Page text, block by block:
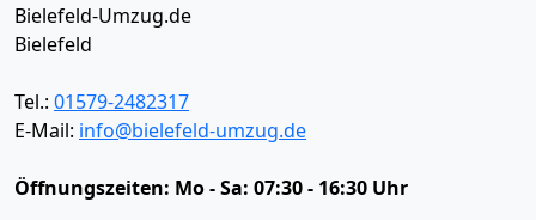
Bielefeld-Umzug.de
Bielefeld
Tel.: 01579-2482317
E-Mail: info@bielefeld-umzug.de
Öffnungszeiten: Mo - Sa: 07:30 - 16:30 Uhr